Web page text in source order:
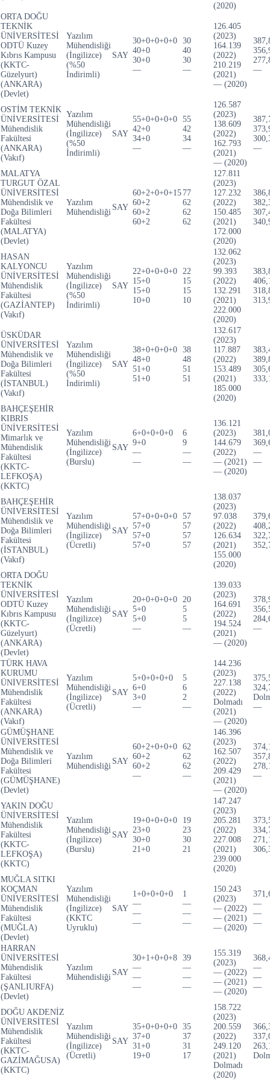
(2020)
ORTA DOĞU
TEKNİK
ÜNİVERSİTESİ
ODTÜ Kuzey
Kıbrıs Kampusu
(KKTC-
Güzelyurt)
(ANKARA)
(Devlet)
Yazılım
Mühendisliği
(İngilizce)
(%50
İndirimli)
SAY
30+0+0+0+0
40+0
30+0
—
30
40
30
—
126.405
(2023)
164.139
(2022)
210.219
(2021)
— (2020)
—
OSTİM TEKNİK
ÜNİVERSİTESİ
Mühendislik
Fakültesi
(ANKARA)
(Vakıf)
Yazılım
Mühendisliği
(İngilizce)
(%50
İndirimli)
SAY
55+0+0+0+0
42+0
34+0
—
55
42
34
—
126.587
(2023)
138.609
(2022)
162.793
(2021)
— (2020)
—
MALATYA
TURGUT ÖZAL
ÜNİVERSİTESİ
Mühendislik ve
Doğa Bilimleri
Fakültesi
(MALATYA)
(Devlet)
Yazılım
Mühendisliği
SAY
60+2+0+0+15
60+2
60+2
60+2
77
62
62
62
127.811
(2023)
127.232
(2022)
150.485
(2021)
172.000
(2020)
HASAN
KALYONCU
ÜNİVERSİTESİ
Mühendislik
Fakültesi
(GAZİANTEP)
(Vakıf)
Yazılım
Mühendisliği
(İngilizce)
(%50
İndirimli)
SAY
22+0+0+0+0
15+0
15+0
10+0
22
15
15
10
132.062
(2023)
99.393
(2022)
132.291
(2021)
222.000
(2020)
ÜSKÜDAR
ÜNİVERSİTESİ
Mühendislik ve
Doğa Bilimleri
Fakültesi
(İSTANBUL)
(Vakıf)
Yazılım
Mühendisliği
(İngilizce)
(%50
İndirimli)
SAY
38+0+0+0+0
48+0
51+0
51+0
38
48
51
51
132.617
(2023)
117.887
(2022)
153.489
(2021)
185.000
(2020)
BAHÇEŞEHİR
KIBRIS
ÜNİVERSİTESİ
Mimarlık ve
Mühendislik
Fakültesi
(KKTC-
LEFKOŞA)
(KKTC)
Yazılım
Mühendisliği
(İngilizce)
(Burslu)
SAY
6+0+0+0+0
9+0
—
—
6
9
—
—
136.121
(2023)
144.679
(2022)
— (2021)
— (2020)
—
—
BAHÇEŞEHİR
ÜNİVERSİTESİ
Mühendislik ve
Doğa Bilimleri
Fakültesi
(İSTANBUL)
(Vakıf)
Yazılım
Mühendisliği
(İngilizce)
(Ücretli)
SAY
57+0+0+0+0
57+0
57+0
57+0
57
57
57
57
138.037
(2023)
97.038
(2022)
126.634
(2021)
155.000
(2020)
ORTA DOĞU
TEKNİK
ÜNİVERSİTESİ
ODTÜ Kuzey
Kıbrıs Kampusu
(KKTC-
Güzelyurt)
(ANKARA)
(Devlet)
Yazılım
Mühendisliği
(İngilizce)
(Ücretli)
SAY
20+0+0+0+0
5+0
5+0
—
20
5
5
—
139.033
(2023)
164.691
(2022)
194.524
(2021)
— (2020)
—
TÜRK HAVA
KURUMU
ÜNİVERSİTESİ
Mühendislik
Fakültesi
(ANKARA)
(Vakıf)
Yazılım
Mühendisliği
(İngilizce)
(Ücretli)
SAY
5+0+0+0+0
6+0
3+0
—
5
6
2
—
144.236
(2023)
227.138
(2022)
Dolmadı
(2021)
— (2020)
—
GÜMÜŞHANE
ÜNİVERSİTESİ
Mühendislik ve
Doğa Bilimleri
Fakültesi
(GÜMÜŞHANE)
(Devlet)
Yazılım
Mühendisliği
SAY
60+2+0+0+0
60+2
60+2
—
62
62
62
—
146.396
(2023)
162.507
(2022)
209.429
(2021)
— (2020)
—
YAKIN DOĞU
ÜNİVERSİTESİ
Mühendislik
Fakültesi
(KKTC-
LEFKOŞA)
(KKTC)
Yazılım
Mühendisliği
(İngilizce)
(Burslu)
SAY
19+0+0+0+0
23+0
30+0
21+0
19
23
30
21
147.247
(2023)
205.281
(2022)
227.008
(2021)
239.000
(2020)
MUĞLA SITKI
KOÇMAN
ÜNİVERSİTESİ
Mühendislik
Fakültesi
(MUĞLA)
(Devlet)
Yazılım
Mühendisliği
(İngilizce)
(KKTC
Uyruklu)
SAY
1+0+0+0+0
—
—
—
1
—
—
—
150.243
(2023)
— (2022)
— (2021)
— (2020)
—
—
—
HARRAN
ÜNİVERSİTESİ
Mühendislik
Fakültesi
(ŞANLIURFA)
(Devlet)
Yazılım
Mühendisliği
SAY
30+1+0+0+8
—
—
—
39
—
—
—
155.319
(2023)
— (2022)
— (2021)
— (2020)
—
—
—
DOĞU AKDENİZ
ÜNİVERSİTESİ
Mühendislik
Fakültesi
(KKTC-
GAZİMAĞUSA)
(KKTC)
Yazılım
Mühendisliği
(İngilizce)
(Ücretli)
SAY
35+0+0+0+0
37+0
31+0
19+0
35
37
31
17
158.722
(2023)
200.559
(2022)
249.120
(2021)
Dolmadı
(2020)